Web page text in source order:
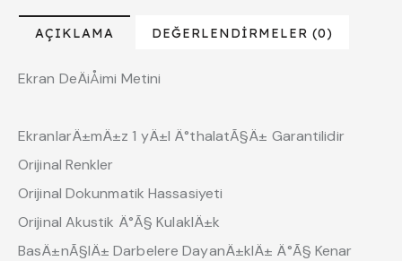
AÇIKLAMA DEĞERLENDIRMELER (0)
Ekran DeÄiÅimi Metini
EkranlarÄ±mÄ±z 1 yÄ±l Ä°thalatÃ§Ä± Garantilidir
Orijinal Renkler
Orijinal Dokunmatik Hassasiyeti
Orijinal Akustik Ä°Ã§ KulaklÄ±k
BasÄ±nÃ§lÄ± Darbelere DayanÄ±klÄ± Ä°Ã§ Kenar